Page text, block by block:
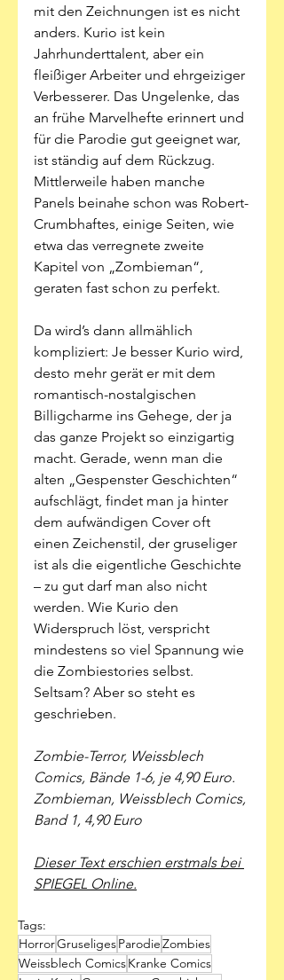
mit den Zeichnungen ist es nicht
anders. Kurio ist kein
Jahrhunderttalent, aber ein
fleißiger Arbeiter und ehrgeiziger
Verbesserer. Das Ungelenke, das
an frühe Marvelhefte erinnert und
für die Parodie gut geeignet war,
ist ständig auf dem Rückzug.
Mittlerweile haben manche
Panels beinahe schon was Robert-
Crumbhaftes, einige Seiten, wie
etwa das verregnete zweite
Kapitel von „Zombieman“,
geraten fast schon zu perfekt.
Da wird’s dann allmählich
kompliziert: Je besser Kurio wird,
desto mehr gerät er mit dem
romantisch-nostalgischen
Billigcharme ins Gehege, der ja
das ganze Projekt so einzigartig
macht. Gerade, wenn man die
alten „Gespenster Geschichten“
aufschlägt, findet man ja hinter
dem aufwändigen Cover oft
einen Zeichenstil, der gruseliger
ist als die eigentliche Geschichte
– zu gut darf man also nicht
werden. Wie Kurio den
Widerspruch löst, verspricht
mindestens so viel Spannung wie
die Zombiestories selbst.
Seltsam? Aber so steht es
geschrieben.
Zombie-Terror, Weissblech
Comics, Bände 1-6, je 4,90 Euro.
Zombieman, Weissblech Comics,
Band 1, 4,90 Euro
Dieser Text erschien erstmals bei
SPIEGEL Online.
Tags:
HorrorGruseligesParodieZombies
Weissblech ComicsKranke Comics